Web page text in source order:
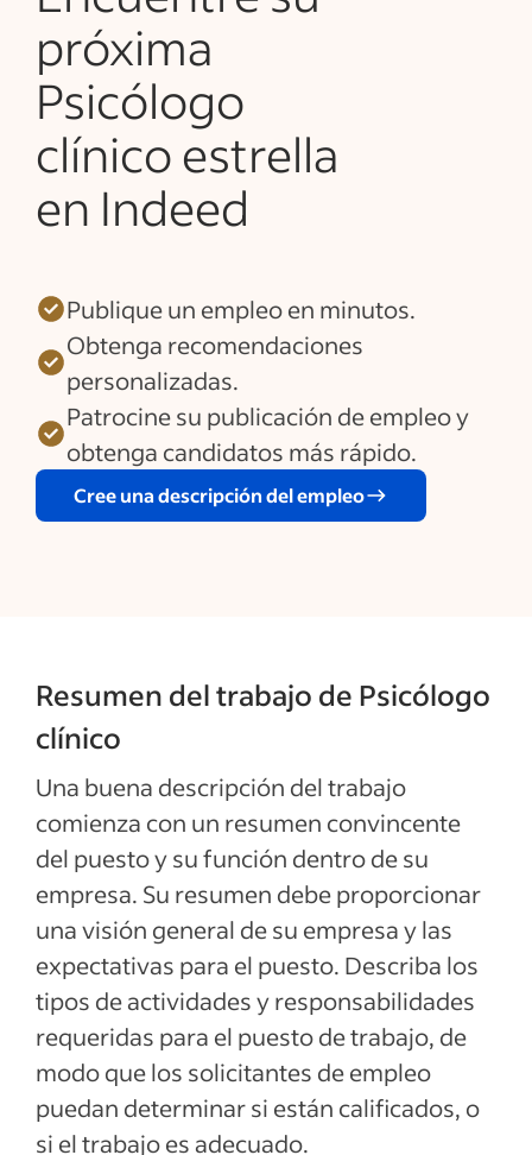
próxima
Psicólogo
clínico estrella
en Indeed
Publique un empleo en minutos.
Obtenga recomendaciones
personalizadas.
Patrocine su publicación de empleo y
obtenga candidatos más rápido.
Cree una descripción del empleo
Resumen del trabajo de Psicólogo
clínico
Una buena descripción del trabajo
comienza con un resumen convincente
del puesto y su función dentro de su
empresa. Su resumen debe proporcionar
una visión general de su empresa y las
expectativas para el puesto. Describa los
tipos de actividades y responsabilidades
requeridas para el puesto de trabajo, de
modo que los solicitantes de empleo
puedan determinar si están calificados, o
si el trabajo es adecuado.